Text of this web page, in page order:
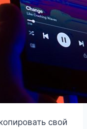
свой